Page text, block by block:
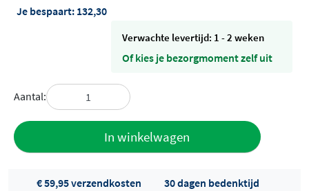
Je bespaart: 132,30
Verwachte levertijd: 1 - 2 weken
Of kies je bezorgmoment zelf uit
Aantal:
In winkelwagen
€ 59,95 verzendkosten
30 dagen bedenktijd